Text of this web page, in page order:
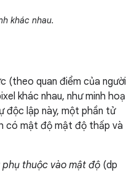
khác nhau.
(theo quan điểm của người
khác nhau, như minh hoạ
độc lập này, một phần tử
có mật độ mật độ thấp và
thuộc vào mật độ (dp